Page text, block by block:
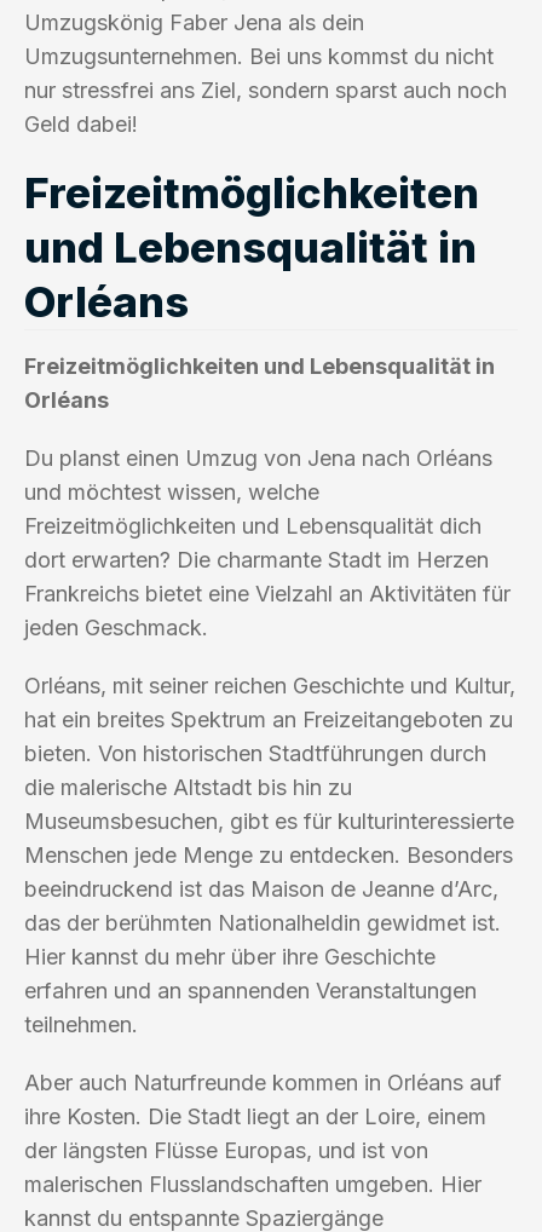
Umzugskönig Faber Jena als dein
Umzugsunternehmen. Bei uns kommst du nicht
nur stressfrei ans Ziel, sondern sparst auch noch
Geld dabei!
Freizeitmöglichkeiten
und Lebensqualität in
Orléans
Freizeitmöglichkeiten und Lebensqualität in
Orléans
Du planst einen Umzug von Jena nach Orléans
und möchtest wissen, welche
Freizeitmöglichkeiten und Lebensqualität dich
dort erwarten? Die charmante Stadt im Herzen
Frankreichs bietet eine Vielzahl an Aktivitäten für
jeden Geschmack.
Orléans, mit seiner reichen Geschichte und Kultur,
hat ein breites Spektrum an Freizeitangeboten zu
bieten. Von historischen Stadtführungen durch
die malerische Altstadt bis hin zu
Museumsbesuchen, gibt es für kulturinteressierte
Menschen jede Menge zu entdecken. Besonders
beeindruckend ist das Maison de Jeanne d’Arc,
das der berühmten Nationalheldin gewidmet ist.
Hier kannst du mehr über ihre Geschichte
erfahren und an spannenden Veranstaltungen
teilnehmen.
Aber auch Naturfreunde kommen in Orléans auf
ihre Kosten. Die Stadt liegt an der Loire, einem
der längsten Flüsse Europas, und ist von
malerischen Flusslandschaften umgeben. Hier
kannst du entspannte Spaziergänge